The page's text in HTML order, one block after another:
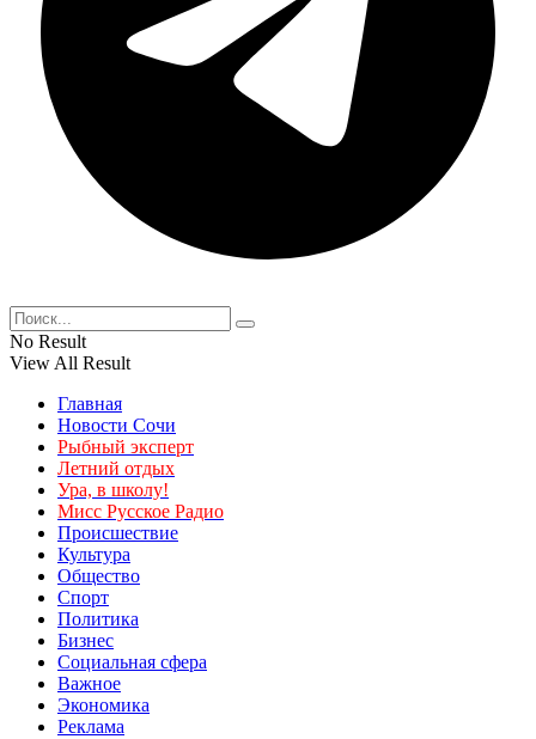
No Result
View All Result
Главная
Новости Сочи
Рыбный эксперт
Летний отдых
Ура, в школу!
Мисс Русское Радио
Происшествие
Культура
Общество
Спорт
Политика
Бизнес
Социальная сфера
Важное
Экономика
Реклама